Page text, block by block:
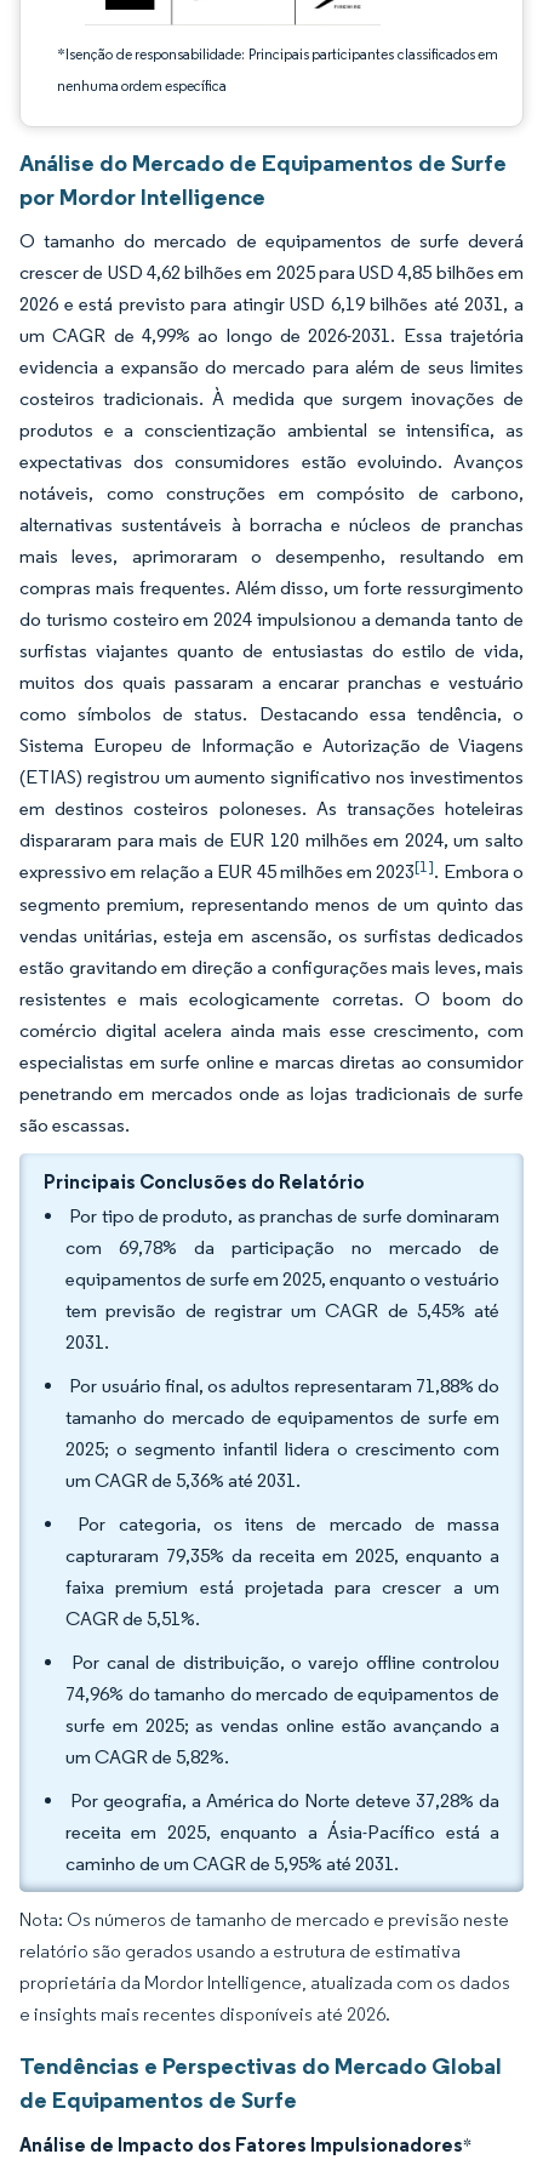
*Isenção de responsabilidade: Principais participantes classificados em
nenhuma ordem específica
Análise do Mercado de Equipamentos de Surfe
por Mordor Intelligence
O tamanho do mercado de equipamentos de surfe deverá
crescer de USD 4,62 bilhões em 2025 para USD 4,85 bilhões em
2026 e está previsto para atingir USD 6,19 bilhões até 2031, a
um CAGR de 4,99% ao longo de 2026-2031. Essa trajetória
evidencia a expansão do mercado para além de seus limites
costeiros tradicionais. À medida que surgem inovações de
produtos e a conscientização ambiental se intensifica, as
expectativas dos consumidores estão evoluindo. Avanços
notáveis, como construções em compósito de carbono,
alternativas sustentáveis à borracha e núcleos de pranchas
mais leves, aprimoraram o desempenho, resultando em
compras mais frequentes. Além disso, um forte ressurgimento
do turismo costeiro em 2024 impulsionou a demanda tanto de
surfistas viajantes quanto de entusiastas do estilo de vida,
muitos dos quais passaram a encarar pranchas e vestuário
como símbolos de status. Destacando essa tendência, o
Sistema Europeu de Informação e Autorização de Viagens
(ETIAS) registrou um aumento significativo nos investimentos
em destinos costeiros poloneses. As transações hoteleiras
dispararam para mais de EUR 120 milhões em 2024, um salto
expressivo em relação a EUR 45 milhões em 2023[1]. Embora o
segmento premium, representando menos de um quinto das
vendas unitárias, esteja em ascensão, os surfistas dedicados
estão gravitando em direção a configurações mais leves, mais
resistentes e mais ecologicamente corretas. O boom do
comércio digital acelera ainda mais esse crescimento, com
especialistas em surfe online e marcas diretas ao consumidor
penetrando em mercados onde as lojas tradicionais de surfe
são escassas.
Principais Conclusões do Relatório
Por tipo de produto, as pranchas de surfe dominaram
com 69,78% da participação no mercado de
equipamentos de surfe em 2025, enquanto o vestuário
tem previsão de registrar um CAGR de 5,45% até
2031.
Por usuário final, os adultos representaram 71,88% do
tamanho do mercado de equipamentos de surfe em
2025; o segmento infantil lidera o crescimento com
um CAGR de 5,36% até 2031.
Por categoria, os itens de mercado de massa
capturaram 79,35% da receita em 2025, enquanto a
faixa premium está projetada para crescer a um
CAGR de 5,51%.
Por canal de distribuição, o varejo offline controlou
74,96% do tamanho do mercado de equipamentos de
surfe em 2025; as vendas online estão avançando a
um CAGR de 5,82%.
Por geografia, a América do Norte deteve 37,28% da
receita em 2025, enquanto a Ásia-Pacífico está a
caminho de um CAGR de 5,95% até 2031.
Nota: Os números de tamanho de mercado e previsão neste
relatório são gerados usando a estrutura de estimativa
proprietária da Mordor Intelligence, atualizada com os dados
e insights mais recentes disponíveis até 2026.
Tendências e Perspectivas do Mercado Global
de Equipamentos de Surfe
Análise de Impacto dos Fatores Impulsionadores*